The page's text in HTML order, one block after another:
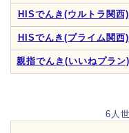
HISでんき(ウルトラ関西)
HISでんき(プライム関西)
親指でんき(いいねプラン)
6人